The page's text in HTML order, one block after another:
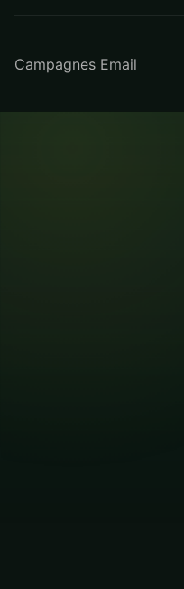
Campagnes Email